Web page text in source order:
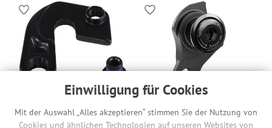
Einwilligung für Cookies
Mit der Auswahl „Alles akzeptieren“ stimmen Sie der Nutzung von
Cookies und ähnlichen Technologien auf unseren Websites von
Derailleur Hanger, Gen 1
(9895-4021)
12,90 €
Derailleur Hanger, black
12,90 €